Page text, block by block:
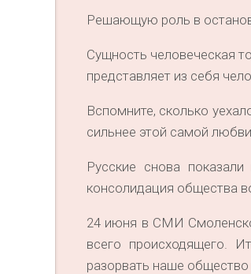
Решающую роль в
Сущность человеческая
представляет из себя
Вспомните, сколько
сильнее этой самой
Русские снова
консолидация общества
24 июня в СМИ
всего происходящего.
разорвать наше общество